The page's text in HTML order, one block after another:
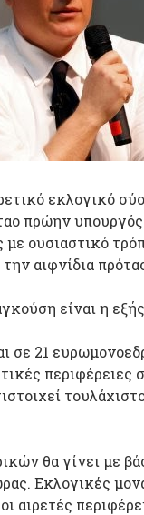
εκλογικό
πρώην
με ουσιαστικό
αιφνίδια
είναι η
σε 21
θα γίνει με
Εκλογικές
αιρετές